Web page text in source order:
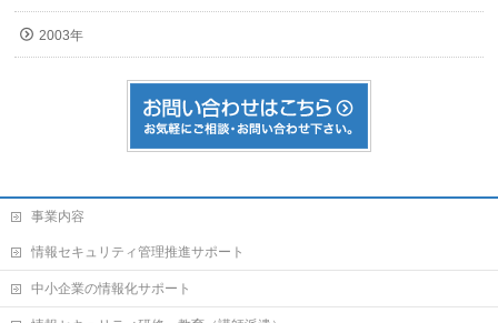
2003年
事業内容
情報セキュリティ管理推進サポート
中小企業の情報化サポート